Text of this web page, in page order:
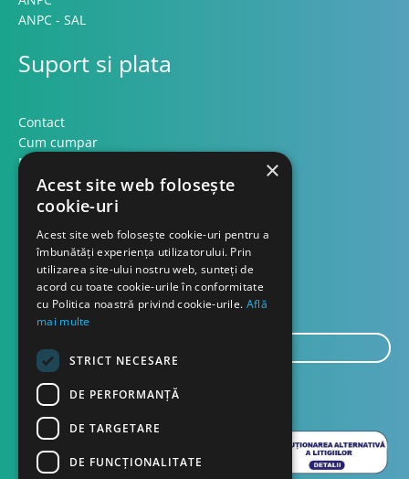
ANPC - SAL
Suport si plata
Contact
Cum cumpar
Modalitati plata
Formular retur
Contact
Despre noi
Blog
mail...
TRIMITE
×
Acest site web folosește
cookie-uri
Acest site web folosește cookie-uri pentru a
îmbunătăți experiența utilizatorului. Prin
utilizarea site-ului nostru web, sunteți de
acord cu toate cookie-urile în conformitate
cu Politica noastră privind cookie-urile. Află
mai multe
STRICT NECESARE
DE PERFORMANȚĂ
DE TARGETARE
DE FUNCŢIONALITATE